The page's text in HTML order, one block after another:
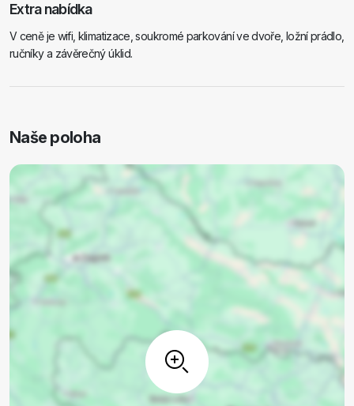
Extra nabídka
V ceně je wifi, klimatizace, soukromé parkování ve dvoře, ložní prádlo,
ručníky a závěrečný úklid.
Naše poloha